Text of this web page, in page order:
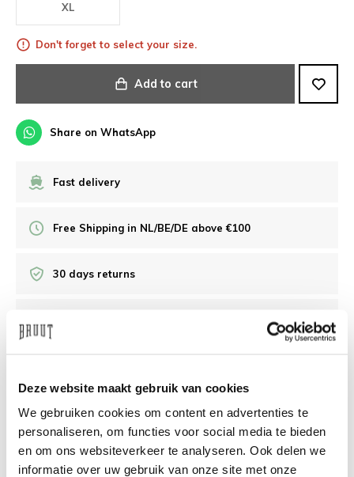
Deze website maakt gebruik van cookies
We gebruiken cookies om content en advertenties te
personaliseren, om functies voor social media te bieden
en om ons websiteverkeer te analyseren. Ook delen we
informatie over uw gebruik van onze site met onze
XL
Don't forget to select your size.
Add to cart
Share on WhatsApp
Fast delivery
Free Shipping in NL/BE/DE above €100
30 days returns
Need help?We're glad to help
info@bruut.nl Live chat Whatsapp
About this product